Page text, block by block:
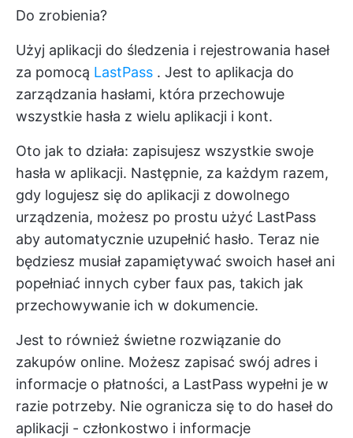
Do zrobienia?
Użyj aplikacji do śledzenia i rejestrowania haseł
za pomocą LastPass . Jest to aplikacja do
zarządzania hasłami, która przechowuje
wszystkie hasła z wielu aplikacji i kont.
Oto jak to działa: zapisujesz wszystkie swoje
hasła w aplikacji. Następnie, za każdym razem,
gdy logujesz się do aplikacji z dowolnego
urządzenia, możesz po prostu użyć LastPass
aby automatycznie uzupełnić hasło. Teraz nie
będziesz musiał zapamiętywać swoich haseł ani
popełniać innych cyber faux pas, takich jak
przechowywanie ich w dokumencie.
Jest to również świetne rozwiązanie do
zakupów online. Możesz zapisać swój adres i
informacje o płatności, a LastPass wypełni je w
razie potrzeby. Nie ogranicza się to do haseł do
aplikacji - członkostwo i informacje